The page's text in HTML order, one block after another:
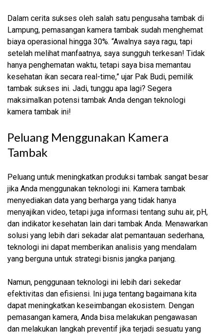
Dalam cerita sukses oleh salah satu pengusaha tambak di
Lampung, pemasangan kamera tambak sudah menghemat
biaya operasional hingga 30%. “Awalnya saya ragu, tapi
setelah melihat manfaatnya, saya sungguh terkesan! Tidak
hanya penghematan waktu, tetapi saya bisa memantau
kesehatan ikan secara real-time,” ujar Pak Budi, pemilik
tambak sukses ini. Jadi, tunggu apa lagi? Segera
maksimalkan potensi tambak Anda dengan teknologi
kamera tambak ini!
Peluang Menggunakan Kamera
Tambak
Peluang untuk meningkatkan produksi tambak sangat besar
jika Anda menggunakan teknologi ini. Kamera tambak
menyediakan data yang berharga yang tidak hanya
menyajikan video, tetapi juga informasi tentang suhu air, pH,
dan indikator kesehatan lain dari tambak Anda. Menawarkan
solusi yang lebih dari sekadar alat pemantauan sederhana,
teknologi ini dapat memberikan analisis yang mendalam
yang berguna untuk strategi bisnis jangka panjang.
Namun, penggunaan teknologi ini lebih dari sekedar
efektivitas dan efisiensi. Ini juga tentang bagaimana kita
dapat meningkatkan keseimbangan ekosistem. Dengan
pemasangan kamera, Anda bisa melakukan pengawasan
dan melakukan langkah preventif jika terjadi sesuatu yang